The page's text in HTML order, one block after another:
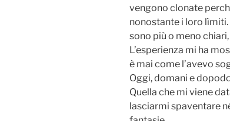
vengono clonate
nonostante i loro
sono più o meno
L’esperienza mi ha
è mai come l’avevo
Oggi, domani e
Quella che mi viene
lasciarmi spaventare